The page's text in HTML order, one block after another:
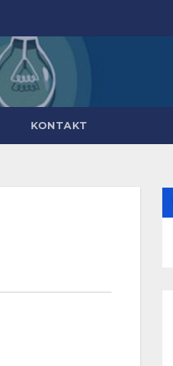
KONTAKT